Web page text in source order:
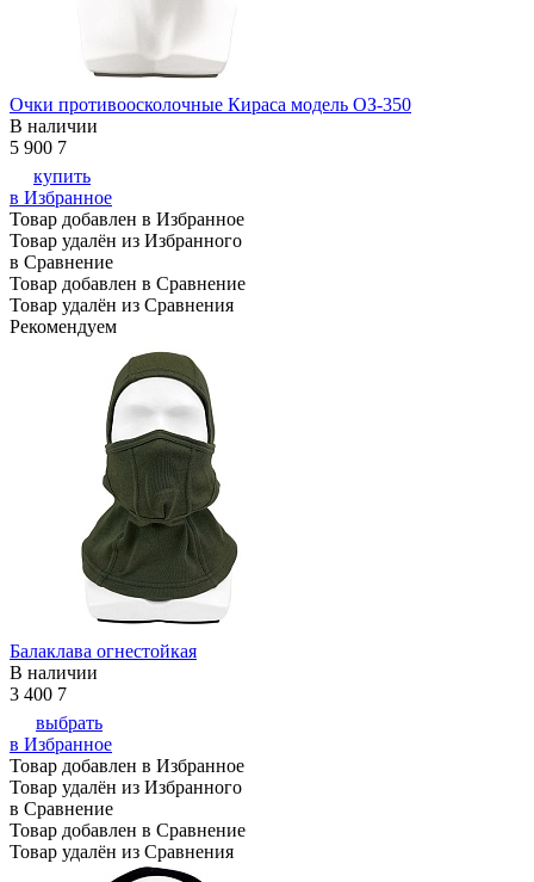
Очки противоосколочные Кираса модель ОЗ-350
В наличии
5 900 7
купить
в Избранное
Товар добавлен в Избранное
Товар удалён из Избранного
в Сравнение
Товар добавлен в Сравнение
Товар удалён из Сравнения
Рекомендуем
Балаклава огнестойкая
В наличии
3 400 7
выбрать
в Избранное
Товар добавлен в Избранное
Товар удалён из Избранного
в Сравнение
Товар добавлен в Сравнение
Товар удалён из Сравнения